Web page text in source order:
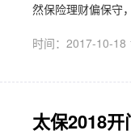
然保险理财偏保守
时间：2017-10-18
太保2018